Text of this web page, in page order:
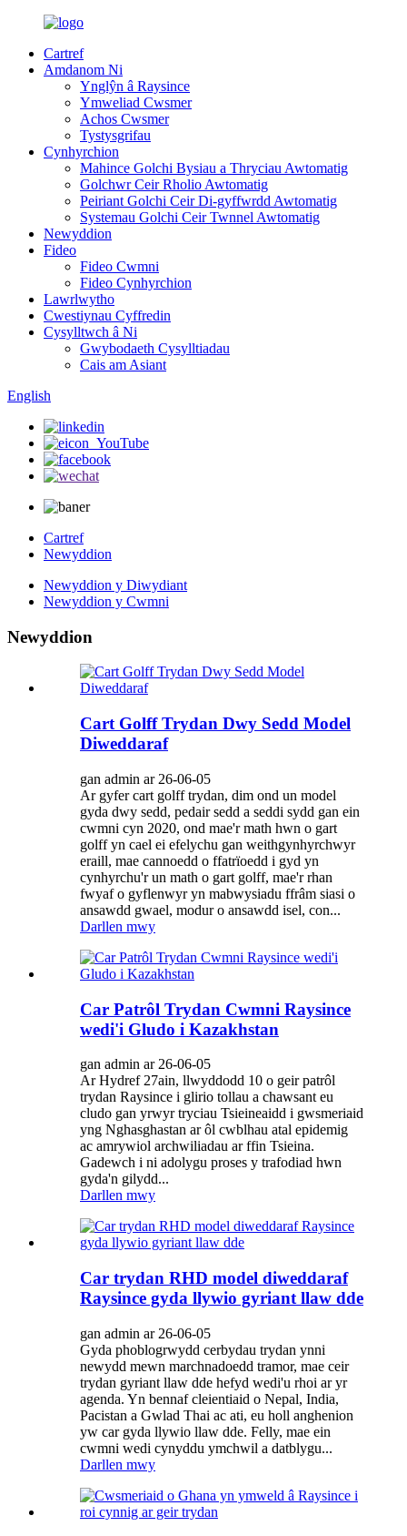
Cartref
Amdanom Ni
Ynglŷn â Raysince
Ymweliad Cwsmer
Achos Cwsmer
Tystysgrifau
Cynhyrchion
Mahince Golchi Bysiau a Thryciau Awtomatig
Golchwr Ceir Rholio Awtomatig
Peiriant Golchi Ceir Di-gyffwrdd Awtomatig
Systemau Golchi Ceir Twnnel Awtomatig
Newyddion
Fideo
Fideo Cwmni
Fideo Cynhyrchion
Lawrlwytho
Cwestiynau Cyffredin
Cysylltwch â Ni
Gwybodaeth Cysylltiadau
Cais am Asiant
English
Cartref
Newyddion
Newyddion y Diwydiant
Newyddion y Cwmni
Newyddion
Cart Golff Trydan Dwy Sedd Model
Diweddaraf
gan admin ar 26-06-05
Ar gyfer cart golff trydan, dim ond un model
gyda dwy sedd, pedair sedd a seddi sydd gan ein
cwmni cyn 2020, ond mae'r math hwn o gart
golff yn cael ei efelychu gan weithgynhyrchwyr
eraill, mae cannoedd o ffatrïoedd i gyd yn
cynhyrchu'r un math o gart golff, mae'r rhan
fwyaf o gyflenwyr yn mabwysiadu ffrâm siasi o
ansawdd gwael, modur o ansawdd isel, con...
Darllen mwy
Car Patrôl Trydan Cwmni Raysince
wedi'i Gludo i Kazakhstan
gan admin ar 26-06-05
Ar Hydref 27ain, llwyddodd 10 o geir patrôl
trydan Raysince i glirio tollau a chawsant eu
cludo gan yrwyr tryciau Tsieineaidd i gwsmeriaid
yng Nghasghastan ar ôl cwblhau atal epidemig
ac amrywiol archwiliadau ar ffin Tsieina.
Gadewch i ni adolygu proses y trafodiad hwn
gyda'n gilydd...
Darllen mwy
Car trydan RHD model diweddaraf
Raysince gyda llywio gyriant llaw dde
gan admin ar 26-06-05
Gyda phoblogrwydd cerbydau trydan ynni
newydd mewn marchnadoedd tramor, mae ceir
trydan gyriant llaw dde hefyd wedi'u rhoi ar yr
agenda. Yn bennaf cleientiaid o Nepal, India,
Pacistan a Gwlad Thai ac ati, eu holl anghenion
yw car gyda llywio llaw dde. Felly, mae ein
cwmni wedi cynyddu ymchwil a datblygu...
Darllen mwy